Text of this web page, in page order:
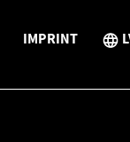
IMPRINT